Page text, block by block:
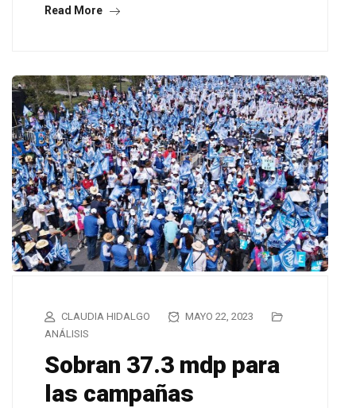
Read More
CLAUDIA HIDALGO
MAYO 22, 2023
ANÁLISIS
Sobran 37.3 mdp para
las campañas